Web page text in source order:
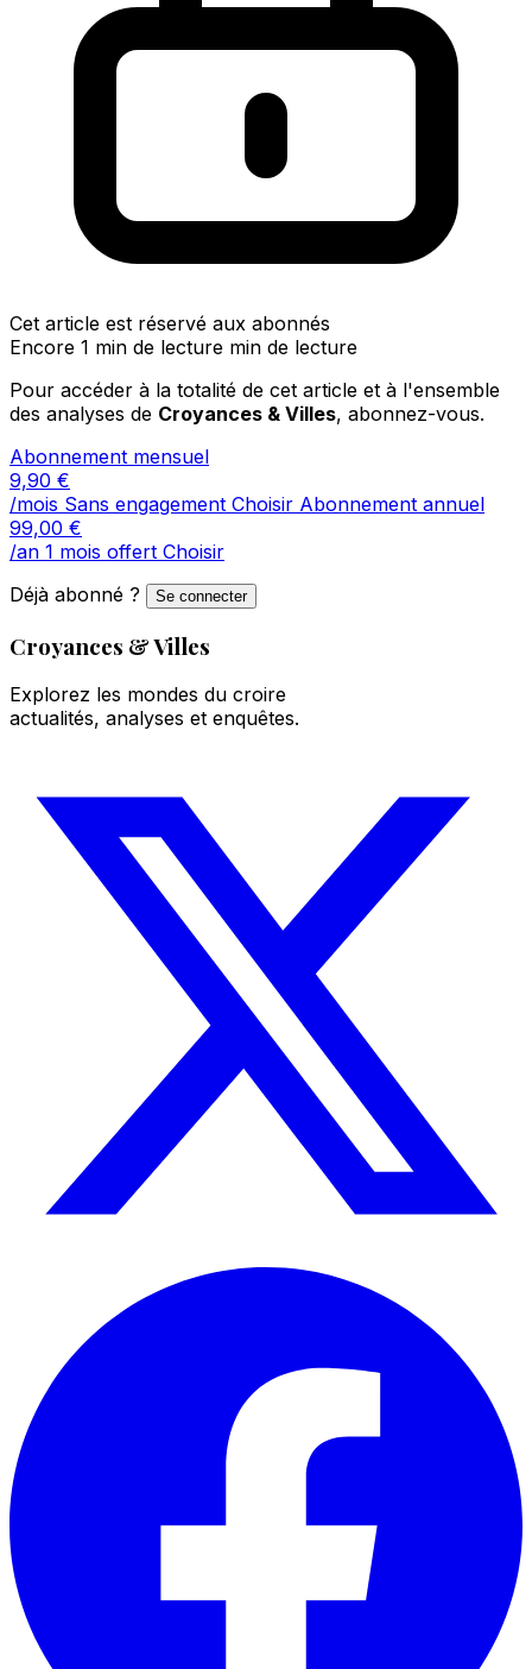
Cet article est réservé aux abonnés
Encore 1 min de lecture min de lecture
Pour accéder à la totalité de cet article et à l'ensemble
des analyses de Croyances & Villes, abonnez-vous.
Abonnement mensuel
9,90 €
/mois Sans engagement Choisir Abonnement annuel
99,00 €
/an 1 mois offert Choisir
Déjà abonné ?
Se connecter
Croyances & Villes
Explorez les mondes du croire
actualités, analyses et enquêtes.